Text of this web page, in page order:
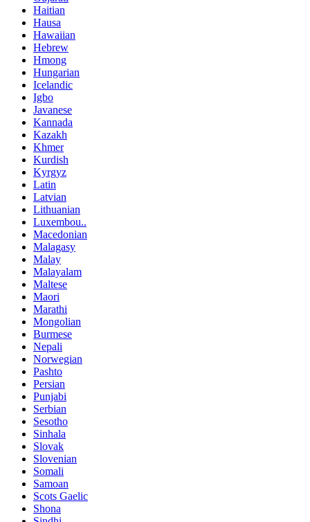
Haitian
Hausa
Hawaiian
Hebrew
Hmong
Hungarian
Icelandic
Igbo
Javanese
Kannada
Kazakh
Khmer
Kurdish
Kyrgyz
Latin
Latvian
Lithuanian
Luxembou..
Macedonian
Malagasy
Malay
Malayalam
Maltese
Maori
Marathi
Mongolian
Burmese
Nepali
Norwegian
Pashto
Persian
Punjabi
Serbian
Sesotho
Sinhala
Slovak
Slovenian
Somali
Samoan
Scots Gaelic
Shona